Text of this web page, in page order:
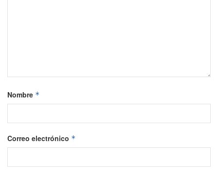
Nombre *
Correo electrónico *